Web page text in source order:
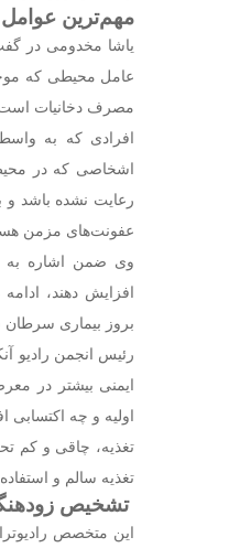
مهم‌ترین
یاشا مخدومی در
عامل محیطی که
مصرف دخانیات است
افرادی که به
اشخاصی که در
رعایت نشده باشد
عفونت‌های مزمن
وی ضمن اشاره به
افزایش دهند،
بروز بیماری سرطان
رئیس انجمن رادیو
ایمنی بیشتر در
اولیه و چه
تغذیه، چاقی و کم
تغذیه سالم و
تشخیص
این متخصص